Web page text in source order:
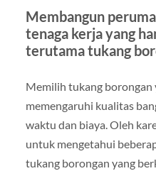
Membangun
tenaga kerja yang
terutama tukang
Memilih tukang borongan
memengaruhi kualitas
waktu dan biaya. Oleh
untuk mengetahui
tukang borongan yang